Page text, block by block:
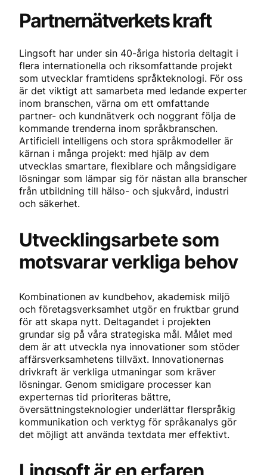
Partnernätverkets kraft
Lingsoft har under sin 40-åriga historia deltagit i
flera internationella och riksomfattande projekt
som utvecklar framtidens språkteknologi. För oss
är det viktigt att samarbeta med ledande experter
inom branschen, värna om ett omfattande
partner- och kundnätverk och noggrant följa de
kommande trenderna inom språkbranschen.
Artificiell intelligens och stora språkmodeller är
kärnan i många projekt: med hjälp av dem
utvecklas smartare, flexiblare och mångsidigare
lösningar som lämpar sig för nästan alla branscher
från utbildning till hälso- och sjukvård, industri
och säkerhet.
Utvecklingsarbete som
motsvarar verkliga behov
Kombinationen av kundbehov, akademisk miljö
och företagsverksamhet utgör en fruktbar grund
för att skapa nytt. Deltagandet i projekten
grundar sig på våra strategiska mål. Målet med
dem är att utveckla nya innovationer som stöder
affärsverksamhetens tillväxt. Innovationernas
drivkraft är verkliga utmaningar som kräver
lösningar. Genom smidigare processer kan
experternas tid prioriteras bättre,
översättningsteknologier underlättar flerspråkig
kommunikation och verktyg för språkanalys gör
det möjligt att använda textdata mer effektivt.